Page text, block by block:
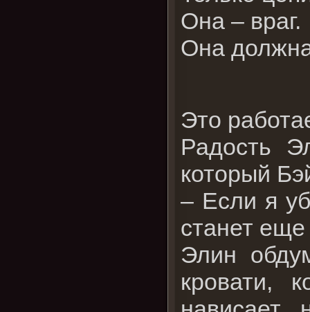
Она – враг.
Она
Это
Радость
который
– Если я
станет
Элин
кровати,